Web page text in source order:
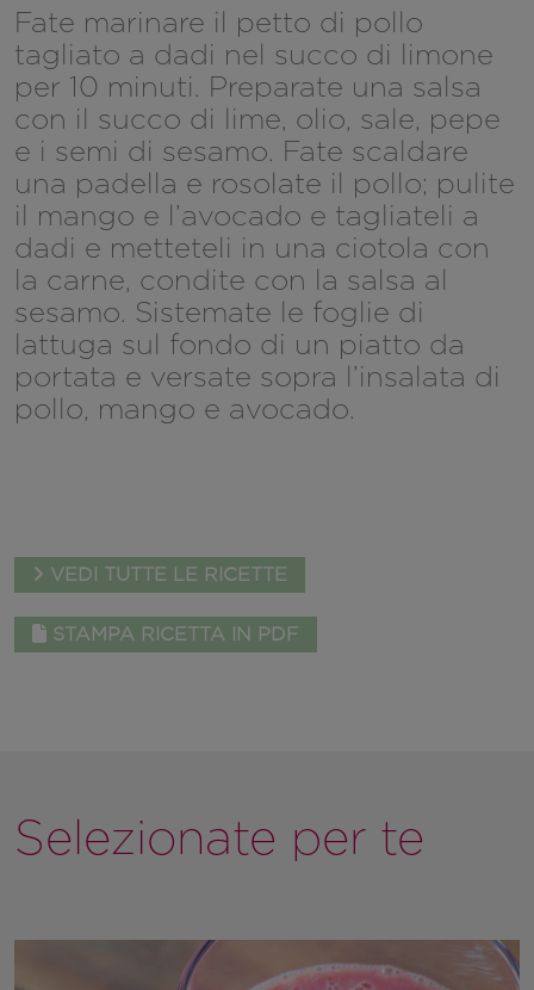
Fate marinare il petto di pollo
tagliato a dadi nel succo di limone
per 10 minuti. Preparate una salsa
con il succo di lime, olio, sale, pepe
e i semi di sesamo. Fate scaldare
una padella e rosolate il pollo; pulite
il mango e l’avocado e tagliateli a
dadi e metteteli in una ciotola con
la carne, condite con la salsa al
sesamo. Sistemate le foglie di
lattuga sul fondo di un piatto da
portata e versate sopra l’insalata di
pollo, mango e avocado.
VEDI TUTTE LE RICETTE
STAMPA RICETTA IN PDF
Selezionate per te